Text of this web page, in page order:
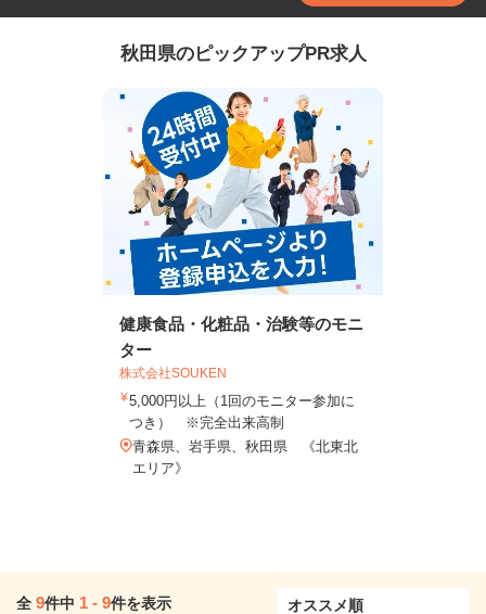
秋田県のピックアップPR求人
健康食品・化粧品・治験等のモニ
ター
株式会社SOUKEN
5,000円以上（1回のモニター参加に
つき） ※完全出来高制
青森県、岩手県、秋田県 《北東北
エリア》
全 9件中 1 - 9件を表示